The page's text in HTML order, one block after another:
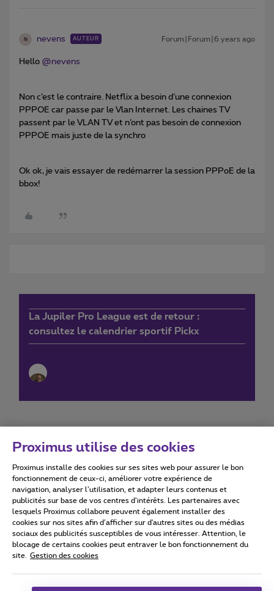
N nevens AUTEUR Forum|Forum|6 years ago
Hello @nevens
Non c’est le contraire. Netflix a besoin d’une connexion
PPPOE car passe par le Vlan Internet. Les chaines TV
passent par le VLAN TV et n’ont pas besoin de connexion
PPPOE mais juste de la synchro
Ok ok, je vais essayer de redémarrer la session PPPoE de la
bbox!
La Jupiler Pro League est de retour :
consultez le calendrier sportif Pickx
Conditions d'utilisation Accessibility statement
Tous droits réservés. © 2026 Proximus
Conditions générales, info consommateur
Proximus utilise des cookies
Proximus installe des cookies sur ses sites web pour assurer le bon
fonctionnement de ceux-ci, améliorer votre expérience de
navigation, analyser l’utilisation, et adapter leurs contenus et
publicités sur base de vos centres d’intérêts. Les partenaires avec
lesquels Proximus collabore peuvent également installer des
cookies sur nos sites afin d’afficher sur d'autres sites ou des médias
sociaux des publicités susceptibles de vous intéresser. Attention, le
blocage de certains cookies peut entraver le bon fonctionnement du
site.
Gestion des cookies